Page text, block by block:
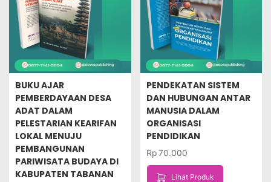
BUKU AJAR
PEMBERDAYAAN DESA
ADAT DALAM
PELESTARIAN KEARIFAN
LOKAL MENUJU
PEMBANGUNAN
PARIWISATA BUDAYA DI
KABUPATEN TABANAN
PENDEKATAN SISTEM
DAN HUBUNGAN ANTAR
MANUSIA DALAM
ORGANISASI
PENDIDIKAN
Rp70.000
Lihat Produk